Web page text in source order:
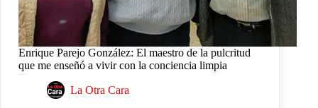
Enrique Parejo González: El maestro de la pulcritud
que me enseñó a vivir con la conciencia limpia
La Otra Cara